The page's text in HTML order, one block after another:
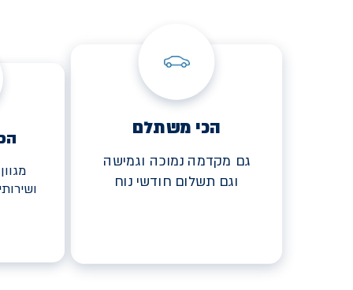
הכי משתלם
גם מקדמה נמוכה וגמישה
וגם תשלום חודשי נוח